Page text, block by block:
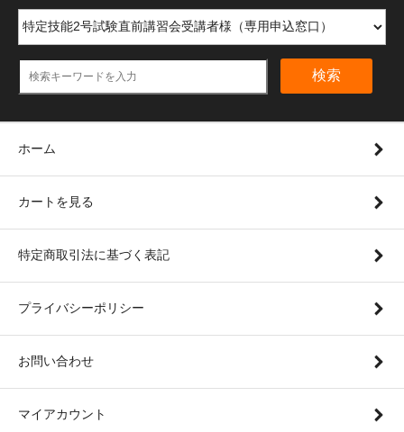
検索
ホーム
カートを見る
特定商取引法に基づく表記
プライバシーポリシー
お問い合わせ
マイアカウント